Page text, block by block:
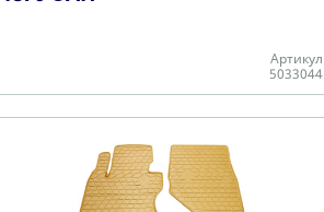
Артикул
5033044